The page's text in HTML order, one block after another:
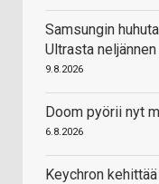
Samsungin
Ultrasta
9.8.2026
Doom pyörii nyt
6.8.2026
Keychron